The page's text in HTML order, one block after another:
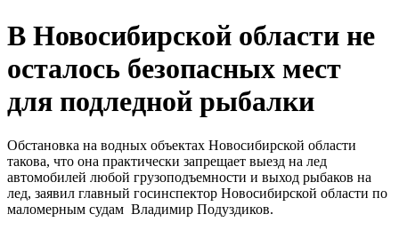
В Новосибирской области не
осталось безопасных мест
для подледной рыбалки
Обстановка на водных объектах Новосибирской области
такова, что она практически запрещает выезд на лед
автомобилей любой грузоподъемности и выход рыбаков на
лед, заявил главный госинспектор Новосибирской области по
маломерным судам Владимир Подуздиков.